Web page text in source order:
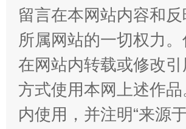
阿坝州三大球赛在茂县开幕
留言在本网站内容和
所属网站的一切权力
在网站内转载或修改
方式使用本网上述作
内使用，并注明“来源